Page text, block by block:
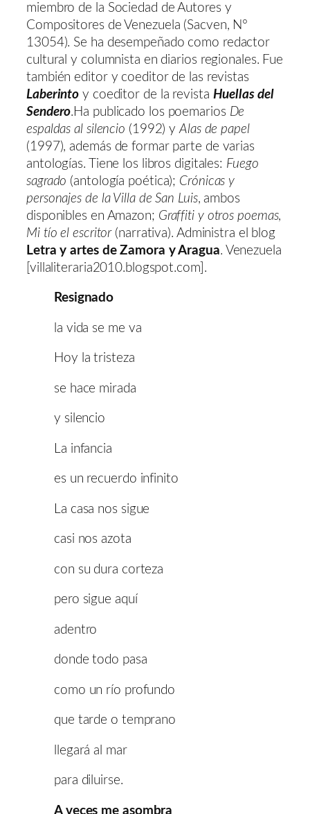
miembro de la Sociedad de Autores y
Compositores de Venezuela (Sacven, N°
13054). Se ha desempeñado como redactor
cultural y columnista en diarios regionales. Fue
también editor y coeditor de las revistas
Laberinto y coeditor de la revista Huellas del
Sendero.Ha publicado los poemarios De
espaldas al silencio (1992) y Alas de papel
(1997), además de formar parte de varias
antologías. Tiene los libros digitales: Fuego
sagrado (antología poética); Crónicas y
personajes de la Villa de San Luis, ambos
disponibles en Amazon; Graffiti y otros poemas,
Mi tío el escritor(narrativa). Administra el blog
Letra y artes de Zamora y Aragua. Venezuela
[villaliteraria2010.blogspot.com].
Resignado
la vida se me va
Hoy la tristeza
se hace mirada
y silencio
La infancia
es un recuerdo infinito
La casa nos sigue
casi nos azota
con su dura corteza
pero sigue aquí
adentro
donde todo pasa
como un río profundo
que tarde o temprano
llegará al mar
para diluirse.
A veces me asombra